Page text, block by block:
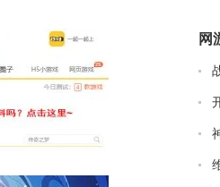
网